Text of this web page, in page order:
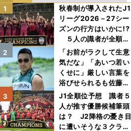
秋春制が導入されたJ1
リーグ2026－27シー
ズンの行方はいかに!?
５人の識者が全順位
を大胆予想
1
「お前がラクして生意
気だな」「あいつ若い
くせに」厳しい言葉を
浴びせられるも佐藤慎
太郎が貫いた誇りとフ
ァンへの思い
2
J1全順位予想 識者５
人が推す優勝候補筆頭
は？ J2降格の憂き目
に遭いそうな３クラブ
3